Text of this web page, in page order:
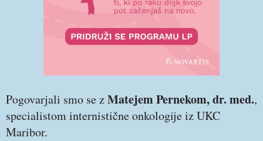
Pogovarjali smo se zMatejem Pernekom, dr. med.,
specialistom internistične onkologije iz UKC
Maribor.